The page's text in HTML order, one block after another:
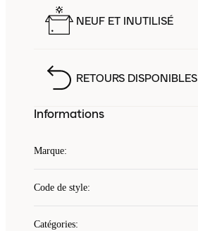
NEUF ET INUTILISÉ
RETOURS DISPONIBLES
Informations
Marque:
Code de style:
Catégories: